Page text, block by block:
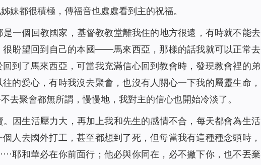
妹都很積極，傳福音也處處看到主的祝福。
一個回教國家，基督教教堂離我住的地方很遠，有時就不能去
很盼望回到自己的本國——馬來西亞，那樣的話我就可以正常去
到了馬來西亞，可當我充滿信心回到教會時，發現教會裡的弟
的愛心，有時我沒去聚會，也沒有人關心一下我的屬靈生命，
去聚會都無所謂，慢慢地，我對主的信心也開始冷淡了。
因生活壓力大，再加上我和先生的感情不合，每天都會為生活
人去國外打工，甚至都想到了死，但每當我有這種種念頭時，
耶和華必在你前面行；他必與你同在，必不撇下你，也不丟棄